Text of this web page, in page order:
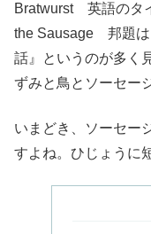
Bratwurst 英語のタ
the Sausage 邦題は
話』というのが多く
ずみと鳥とソーセー
いまどき、ソーセー
すよね。ひじょうに